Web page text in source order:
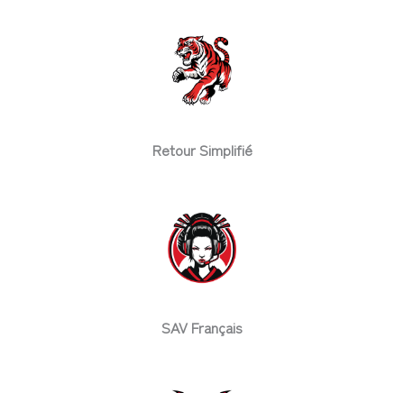
Retour Simplifié
SAV Français